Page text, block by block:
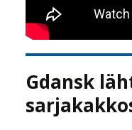
Gdansk